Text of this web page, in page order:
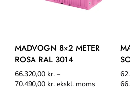
MADVOGN 8×2 METER
ROSA RAL 3014
66.320,00 kr. –
70.490,00 kr. ekskl. moms